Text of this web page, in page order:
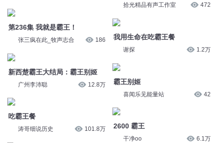
张三疯在此_牧声志合
新西楚霸王大结局：霸王别姬
广州李沛聪 12.8万
涛哥细说历史
拾光精品有声工作室 472
我用生命在吃霸王餐
谢探 1.2万
霸王别姬
喜闻乐见能量站 42
2600 霸王
干净oo 6.1万